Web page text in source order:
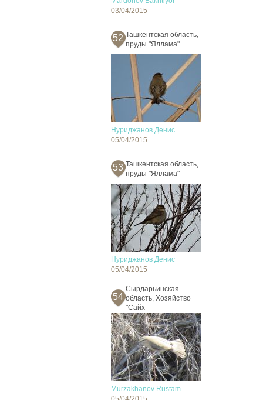
03/04/2015
52 Ташкентская область,
пруды "Яллама"
Нуриджанов Денис
05/04/2015
53 Ташкентская область,
пруды "Яллама"
Нуриджанов Денис
05/04/2015
54
Сырдарьинская
область, Хозяйство
"Сайх
Murzakhanov Rustam